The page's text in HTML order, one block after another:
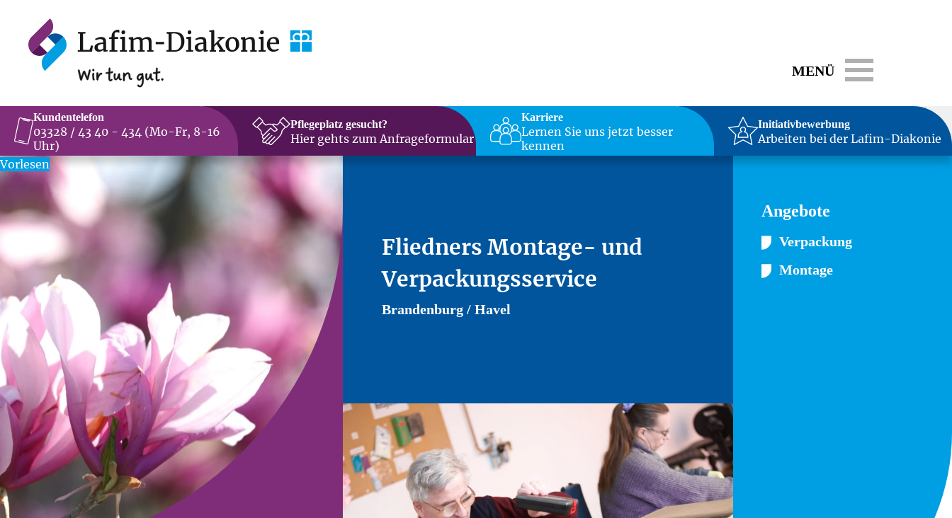
Vorlesen
MENÜ Toggle
Kundentelefon
03328 / 43 40 - 434 (Mo-Fr, 8-16
Uhr)
Pflegeplatz gesucht?
Hier gehts zum Anfrageformular
Karriere
Lernen Sie uns jetzt besser
kennen
Initiativbewerbung
Arbeiten bei der Lafim-Diakonie
Fliedners Montage- und
Verpackungsservice
Brandenburg / Havel
Angebote
Verpackung
Montage